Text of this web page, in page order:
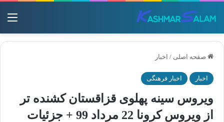
صفحه اصلی / اخبار
اخبار اخبار فرهنگی
ویروس سینه پهلوی قزاقستان کشنده تر
از ویروس کرونا 22 مرداد 99 + جزئیات